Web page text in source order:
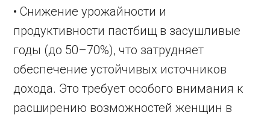
• Снижение урожайности и
продуктивности пастбищ в засушливые
годы (до 50–70%), что затрудняет
обеспечение устойчивых источников
дохода. Это требует особого внимания к
расширению возможностей женщин в